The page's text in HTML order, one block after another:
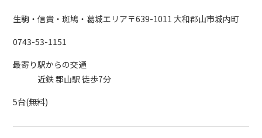
生駒・信貴・斑鳩・葛城エリア〒639-1011 大和郡山市城内町
0743-53-1151
最寄り駅からの交通
近鉄 郡山駅 徒歩7分
5台(無料)